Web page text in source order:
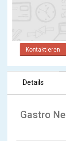
Kontaktieren
Details
Gastro